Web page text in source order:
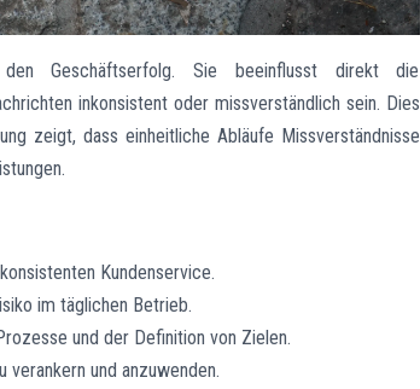
Geschäftserfolg. Sie beeinflusst direkt die
inkonsistent oder missverständlich sein. Dies
zeigt, dass einheitliche Abläufe Missverständnisse
Kundenservice.
im täglichen Betrieb.
und der Definition von Zielen.
verankern und anzuwenden.